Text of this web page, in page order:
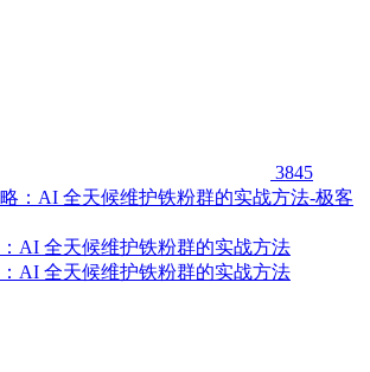
3845
AI 全天候维护铁粉群的实战方法
AI 全天候维护铁粉群的实战方法